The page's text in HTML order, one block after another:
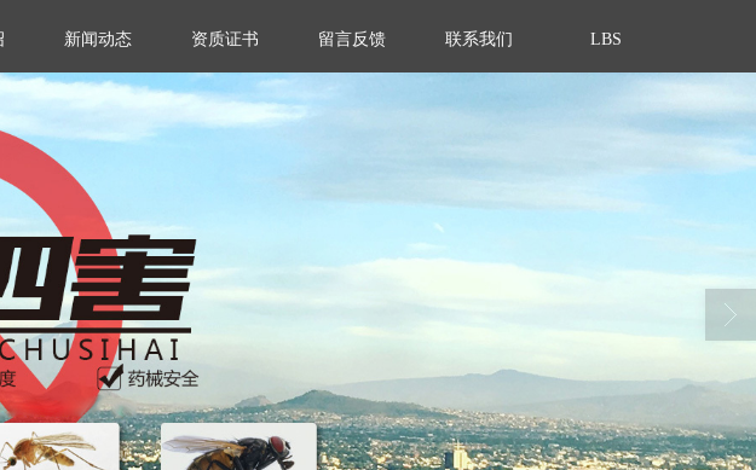
新闻动态 资质证书 留言反馈 联系我们 LBS